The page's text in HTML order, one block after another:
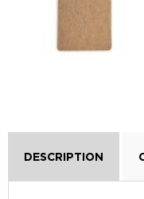
DESCRIPTION